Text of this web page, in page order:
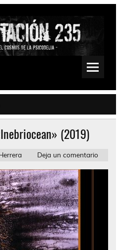
Sludge, Fuzz, Space, Drone
(2019)
Deja un comentario